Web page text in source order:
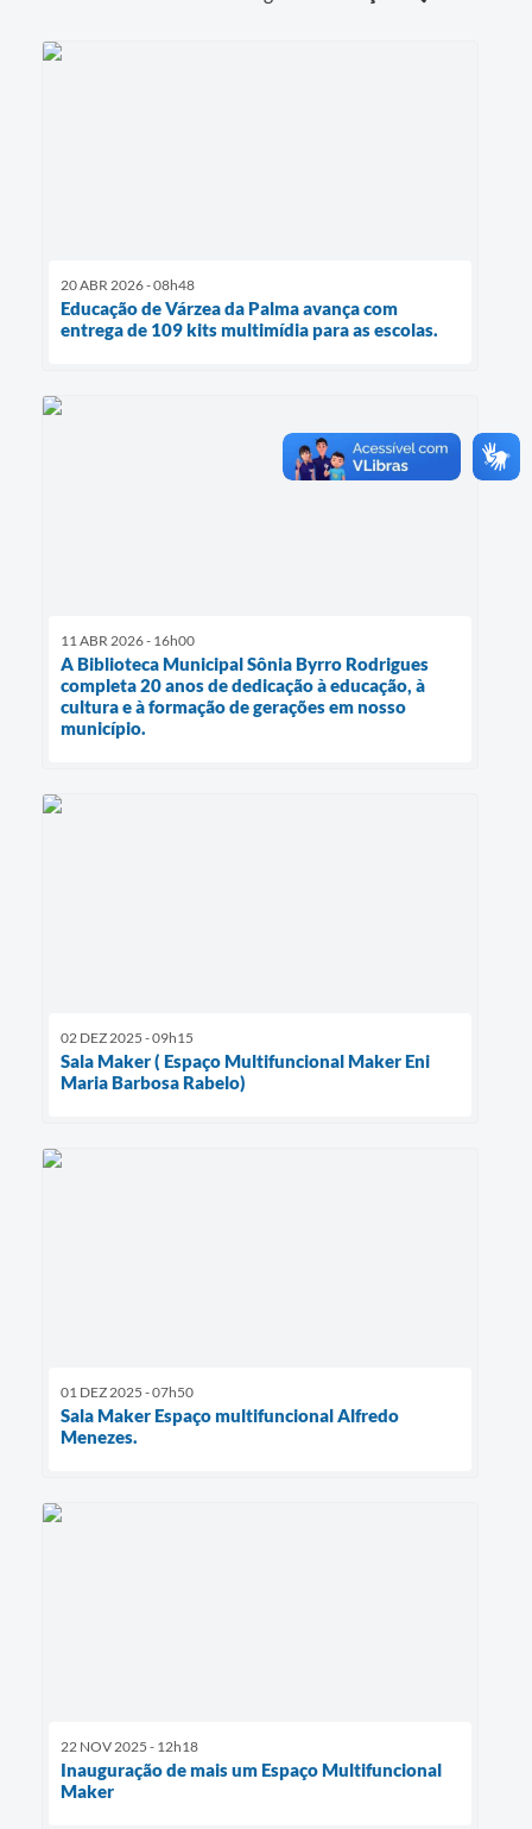
20 ABR 2026 - 08h48
Educação de Várzea da Palma avança com
entrega de 109 kits multimídia para as escolas.
11 ABR 2026 - 16h00
A Biblioteca Municipal Sônia Byrro Rodrigues
completa 20 anos de dedicação à educação, à
cultura e à formação de gerações em nosso
município.
02 DEZ 2025 - 09h15
Sala Maker ( Espaço Multifuncional Maker Eni
Maria Barbosa Rabelo)
01 DEZ 2025 - 07h50
Sala Maker Espaço multifuncional Alfredo
Menezes.
22 NOV 2025 - 12h18
Inauguração de mais um Espaço Multifuncional
Maker